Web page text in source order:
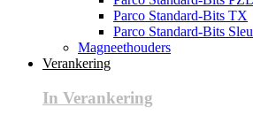
Parco Standard-Bits TX
Parco Standard-Bits
Magneethouders
Verankering
In Verankering